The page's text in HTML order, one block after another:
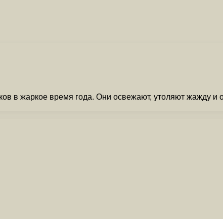
в жаркое время года. Они освежают, утоляют жажду